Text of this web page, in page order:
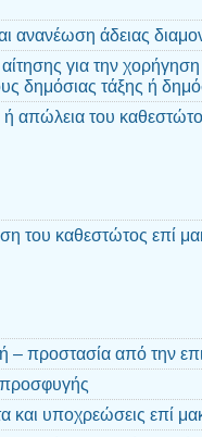
ανανέωση άδειας
για την χορήγηση
δημόσιας τάξης ή
απώλεια του
του καθεστώτος επί
– προστασία από την
και υποχρεώσεις επί